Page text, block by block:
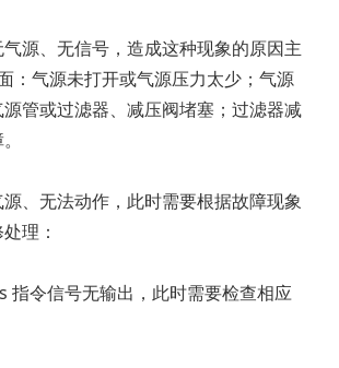
源、无信号，造成这种现象的原因主
：气源未打开或气源压力太少；气源
管或过滤器、减压阀堵塞；过滤器减
、无法动作，此时需要根据故障现象
理：
指令信号无输出，此时需要检查相应